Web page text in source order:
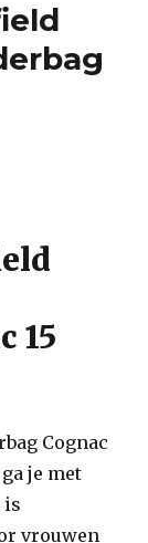
15
Cognac
je met
is
vrouwen